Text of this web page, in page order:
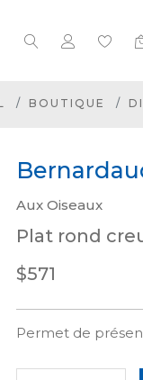
BOUTIQUE
Aux Oiseaux
Plat rond
$571
Permet de